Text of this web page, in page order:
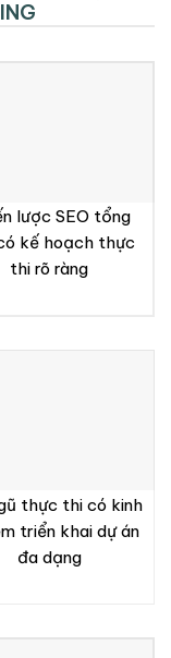
lược SEO tổng
kế hoạch thực
thi rõ ràng
thực thi có kinh
triển khai dự án
đa dạng